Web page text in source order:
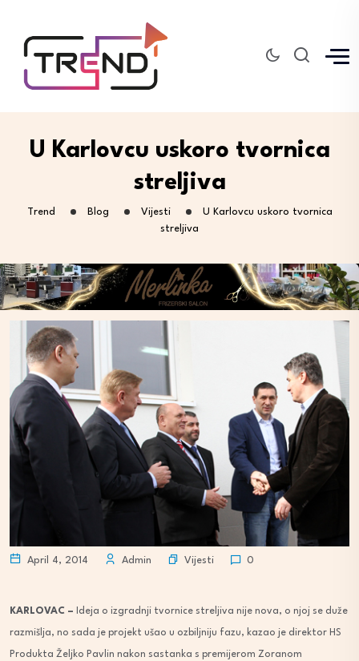
U Karlovcu uskoro tvornica
streljiva
Trend Blog Vijesti
U Karlovcu uskoro tvornica
streljiva
April 4, 2014 Admin Vijesti 0
KARLOVAC – Ideja o izgradnji tvornice streljiva nije nova, o njoj se duže
razmišlja, no sada je projekt ušao u ozbiljniju fazu, kazao je direktor HS
Produkta Željko Pavlin nakon sastanka s premijerom Zoranom